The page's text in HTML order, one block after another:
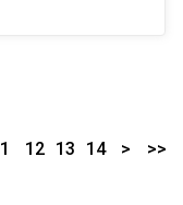
12 13 14 > >>